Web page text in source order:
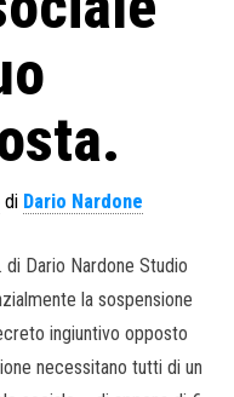
di Dario Nardone
di Dario Nardone Studio
la sospensione
ingiuntivo opposto
necessitano tutti di un